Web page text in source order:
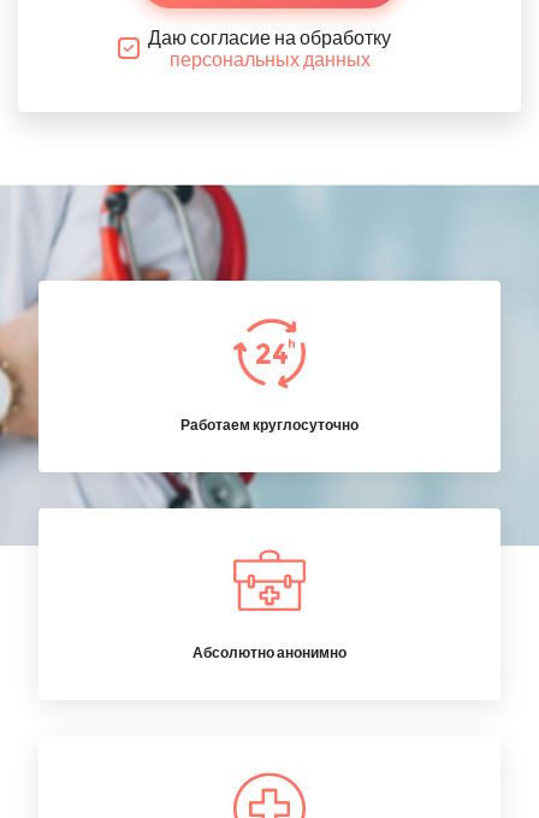
Даю согласие на обработку
персональных данных
Работаем круглосуточно
Абсолютно анонимно